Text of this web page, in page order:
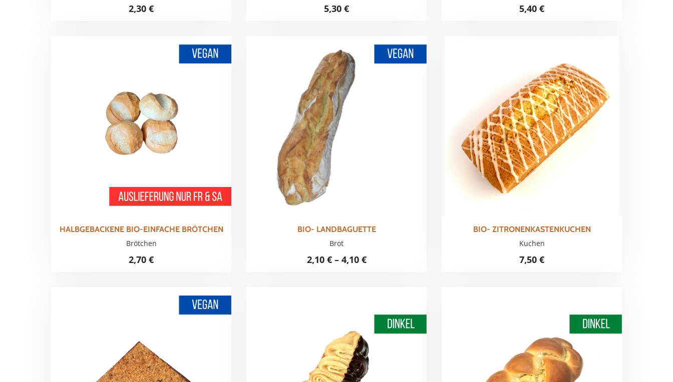
2,30 € 5,30 € 5,40 €
HALBGEBACKENE BIO-EINFACHE BRÖTCHEN
Brötchen
2,70 €
BIO- LANDBAGUETTE
Brot
2,10 €– 4,10 €
BIO- ZITRONENKASTENKUCHEN
Kuchen
7,50 €